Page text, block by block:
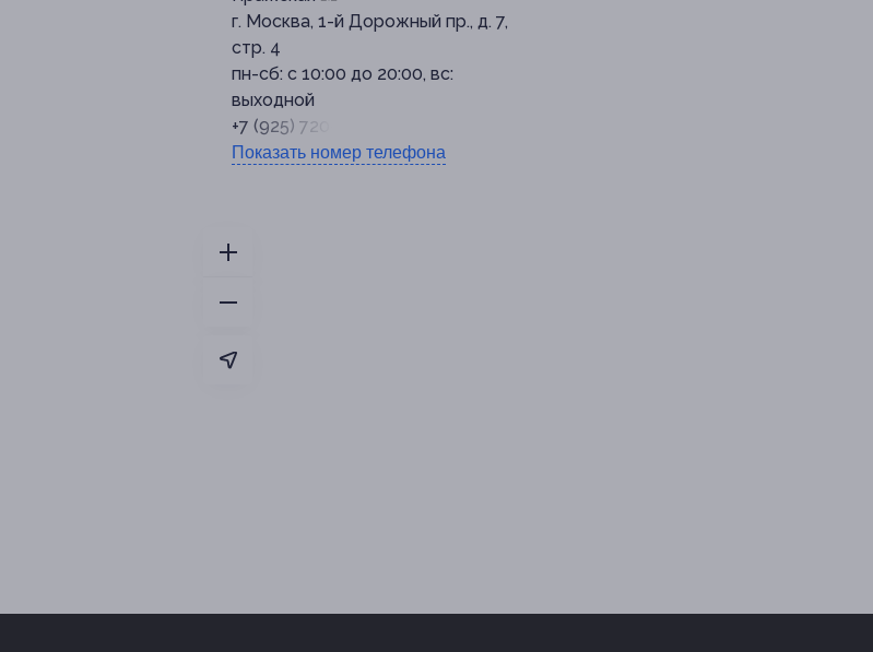
г. Москва, 1-й Дорожный пр., д. 7,
стр. 4
пн-сб: с 10:00 до 20:00, вс:
выходной
+7 (925) 720-30-83
Показать номер телефона